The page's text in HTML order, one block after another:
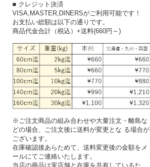
■ クレジット決済
VISA,MASTER,DINERSがご利用可能です！
お支払い総額は以下の通りです。
商品代金合計（税込）+送料(660円～)
※ご注文商品の組み合わせや大量注文・離島な
どの場合、ご注文後に送料が変更とな る場合が
ございます。
在庫確認後あらためて、送料変更後の金額をメ
ールにてご連絡いたします。
当店の商品は実店舗と在庫を共有しているた